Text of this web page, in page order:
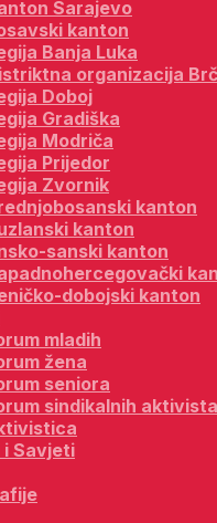
Sarajevo
kanton
Banja Luka
organizacija
Doboj
Gradiška
Modriča
Prijedor
Zvornik
kanton
kanton
sanski kanton
dobojski kanton
mladih
žena
seniora
sindikalnih
i Savjeti